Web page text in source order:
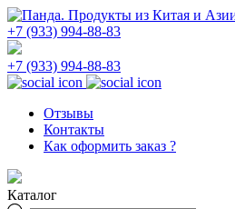
+7 (933) 994-88-83
+7 (933) 994-88-83
Отзывы
Контакты
Как оформить заказ ?
Каталог